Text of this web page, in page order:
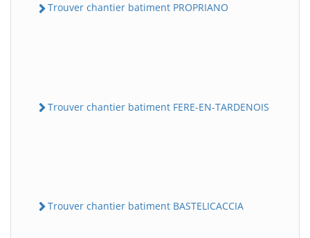
Trouver chantier batiment PROPRIANO
Trouver chantier batiment FERE-EN-TARDENOIS
Trouver chantier batiment BASTELICACCIA